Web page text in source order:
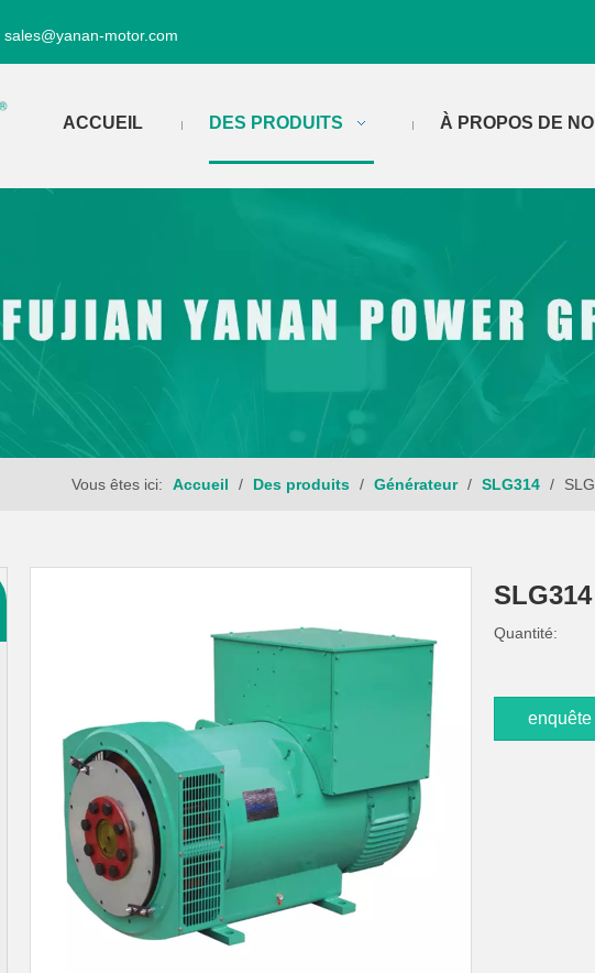
sales@yanan-motor.com
ACCUEIL DES PRODUITS À PROPOS DE
Vous êtes ici: Accueil / Des produits / Générateur / SLG314 /
Quantité:
enquête